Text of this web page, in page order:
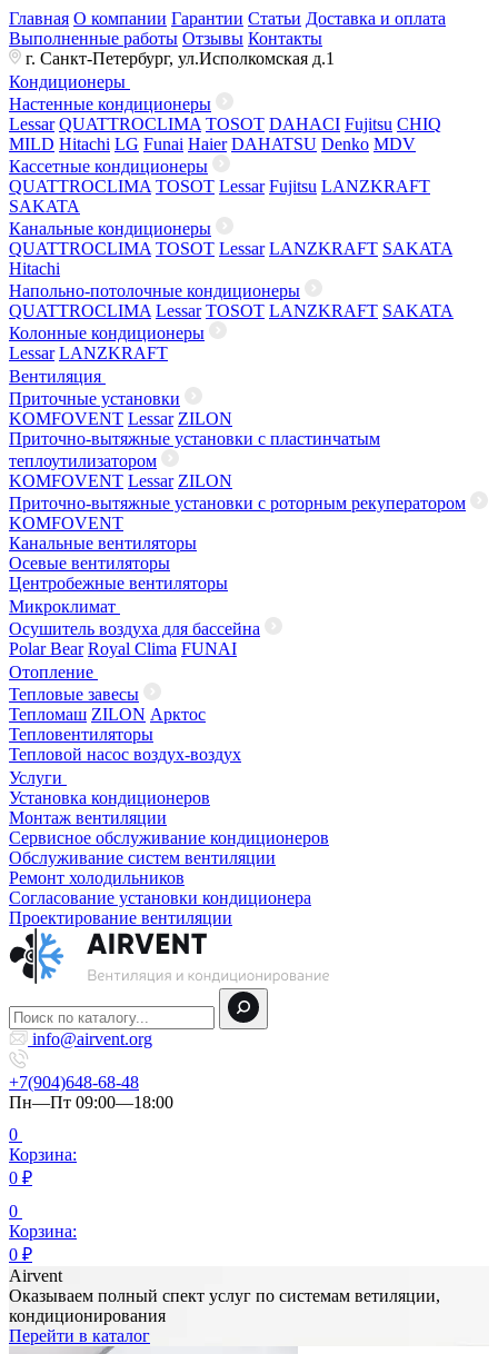
Главная О компании Гарантии Статьи Доставка и оплата
Выполненные работы Отзывы Контакты
г. Санкт-Петербург, ул.Исполкомская д.1
Кондиционеры
Настенные кондиционеры
Lessar QUATTROCLIMA TOSOT DAHACI Fujitsu CHIQ
MILD Hitachi LG Funai Haier DAHATSU Denko MDV
Кассетные кондиционеры
QUATTROCLIMA TOSOT Lessar Fujitsu LANZKRAFT
SAKATA
Канальные кондиционеры
QUATTROCLIMA TOSOT Lessar LANZKRAFT SAKATA
Hitachi
Напольно-потолочные кондиционеры
QUATTROCLIMA Lessar TOSOT LANZKRAFT SAKATA
Колонные кондиционеры
Lessar LANZKRAFT
Вентиляция
Приточные установки
KOMFOVENT Lessar ZILON
Приточно-вытяжные установки с пластинчатым
теплоутилизатором
KOMFOVENT Lessar ZILON
Приточно-вытяжные установки с роторным рекуператором
KOMFOVENT
Канальные вентиляторы
Осевые вентиляторы
Центробежные вентиляторы
Микроклимат
Осушитель воздуха для бассейна
Polar Bear Royal Clima FUNAI
Отопление
Тепловые завесы
Тепломаш ZILON Арктос
Тепловентиляторы
Тепловой насос воздух-воздух
Услуги
Установка кондиционеров
Монтаж вентиляции
Сервисное обслуживание кондиционеров
Обслуживание систем вентиляции
Ремонт холодильников
Согласование установки кондиционера
Проектирование вентиляции
info@airvent.org
+7(904)648-68-48
Пн—Пт 09:00—18:00
0
Корзина:
0 ₽
0
Корзина:
0 ₽
Airvent
Оказываем полный спект услуг по системам ветиляции,
кондиционирования
Перейти в каталог